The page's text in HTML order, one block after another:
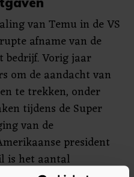
van Temu in de VS
afname van de
bedrijf. Vorig jaar
om de aandacht van
te trekken, onder
tijdens de Super
van de
president
is het aantal